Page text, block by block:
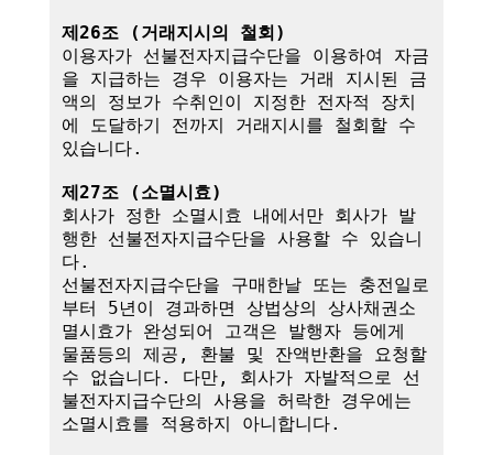
제26조 (거래지시의 철회)
이용자가 선불전자지급수단을 이용하여 자금
을 지급하는 경우 이용자는 거래 지시된 금
액의 정보가 수취인이 지정한 전자적 장치
에 도달하기 전까지 거래지시를 철회할 수
있습니다.
제27조 (소멸시효)
회사가 정한 소멸시효 내에서만 회사가 발
행한 선불전자지급수단을 사용할 수 있습니
다.
선불전자지급수단을 구매한날 또는 충전일로
부터 5년이 경과하면 상법상의 상사채권소
멸시효가 완성되어 고객은 발행자 등에게
물품등의 제공, 환불 및 잔액반환을 요청할
수 없습니다. 다만, 회사가 자발적으로 선
불전자지급수단의 사용을 허락한 경우에는
소멸시효를 적용하지 아니합니다.